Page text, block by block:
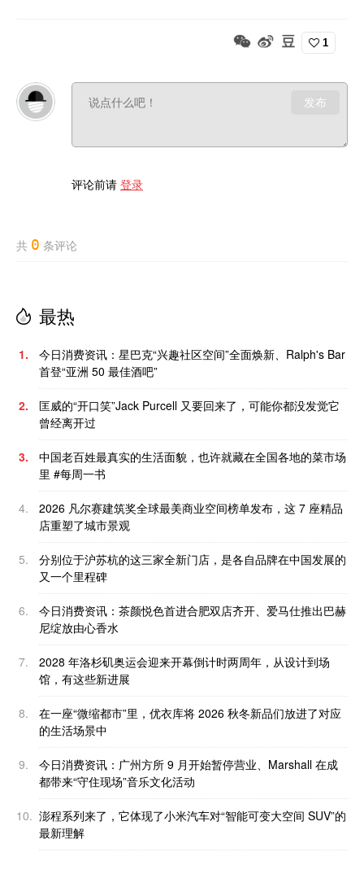
1
发布
评论前请 登录
共 0 条评论
最热
1.
今日消费资讯：星巴克“兴趣社区空间”全面焕新、Ralph's Bar
首登“亚洲 50 最佳酒吧”
2.
匡威的“开口笑”Jack Purcell 又要回来了，可能你都没发觉它
曾经离开过
3.
中国老百姓最真实的生活面貌，也许就藏在全国各地的菜市场
里 #每周一书
4.
2026 凡尔赛建筑奖全球最美商业空间榜单发布，这 7 座精品
店重塑了城市景观
5.
分别位于沪苏杭的这三家全新门店，是各自品牌在中国发展的
又一个里程碑
6.
今日消费资讯：茶颜悦色首进合肥双店齐开、爱马仕推出巴赫
尼绽放由心香水
7.
2028 年洛杉矶奥运会迎来开幕倒计时两周年，从设计到场
馆，有这些新进展
8.
在一座“微缩都市”里，优衣库将 2026 秋冬新品们放进了对应
的生活场景中
9.
今日消费资讯：广州方所 9 月开始暂停营业、Marshall 在成
都带来“守住现场”音乐文化活动
10. 澎程系列来了，它体现了小米汽车对“智能可变大空间 SUV”的
最新理解